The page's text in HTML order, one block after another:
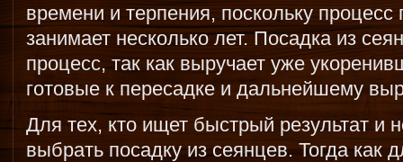
времени и терпения, поскольку
занимает несколько лет. Посадка из
процесс, так как выручает уже
готовые к пересадке и дальнейшему
Для тех, кто ищет быстрый результат и
выбрать посадку из сеянцев. Тогда как